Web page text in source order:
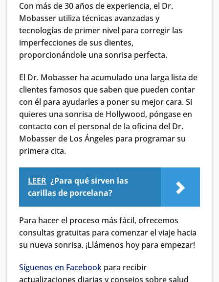
Con más de 30 años de experiencia, el Dr.
Mobasser utiliza técnicas avanzadas y
tecnologías de primer nivel para corregir las
imperfecciones de sus dientes,
proporcionándole una sonrisa perfecta.
El Dr. Mobasser ha acumulado una larga lista de
clientes famosos que saben que pueden contar
con él para ayudarles a poner su mejor cara. Si
quieres una sonrisa de Hollywood, póngase en
contacto con el personal de la oficina del Dr.
Mobasser de Los Ángeles para programar su
primera cita.
LEER ¿Para qué sirven las
carillas de porcelana?
Para hacer el proceso más fácil, ofrecemos
consultas gratuitas para comenzar el viaje hacia
su nueva sonrisa. ¡Llámenos hoy para empezar!
Síguenos en Facebook para recibir
actualizaciones diarias y consejos sobre salud